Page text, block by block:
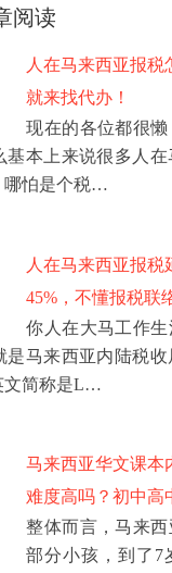
阅读
人在马来西亚报
就来找代办！
现在的各位都很
基本上来说很多人
哪怕是个税…
人在马来西亚报税
45%，不懂报税联
你人在大马工作
是马来西亚内陆税
文简称是L…
马来西亚华文课本
难度高吗？初中高
整体而言，马来
部分小孩，到了7